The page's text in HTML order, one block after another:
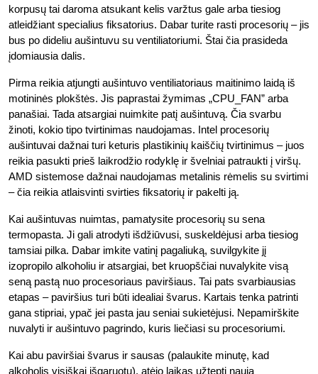
korpusų tai daroma atsukant kelis varžtus gale arba tiesiog
atleidžiant specialius fiksatorius. Dabar turite rasti procesorių – jis
bus po dideliu aušintuvu su ventiliatoriumi. Štai čia prasideda
įdomiausia dalis.
Pirma reikia atjungti aušintuvo ventiliatoriaus maitinimo laidą iš
motininės plokštės. Jis paprastai žymimas „CPU_FAN” arba
panašiai. Tada atsargiai nuimkite patį aušintuvą. Čia svarbu
žinoti, kokio tipo tvirtinimas naudojamas. Intel procesorių
aušintuvai dažnai turi keturis plastikinių kaiščių tvirtinimus – juos
reikia pasukti prieš laikrodžio rodyklę ir švelniai patraukti į viršų.
AMD sistemose dažnai naudojamas metalinis rėmelis su svirtimi
– čia reikia atlaisvinti svirties fiksatorių ir pakelti ją.
Kai aušintuvas nuimtas, pamatysite procesorių su sena
termopasta. Ji gali atrodyti išdžiūvusi, suskeldėjusi arba tiesiog
tamsiai pilka. Dabar imkite vatinį pagaliuką, suvilgykite jį
izopropilo alkoholiu ir atsargiai, bet kruopščiai nuvalykite visą
seną pastą nuo procesoriaus paviršiaus. Tai pats svarbiausias
etapas – paviršius turi būti idealiai švarus. Kartais tenka patrinti
gana stipriai, ypač jei pasta jau seniai sukietėjusi. Nepamirškite
nuvalyti ir aušintuvo pagrindo, kuris liečiasi su procesoriumi.
Kai abu paviršiai švarus ir sausas (palaukite minutę, kad
alkoholis visiškai išgaruotų), atėjo laikas užtepti naują